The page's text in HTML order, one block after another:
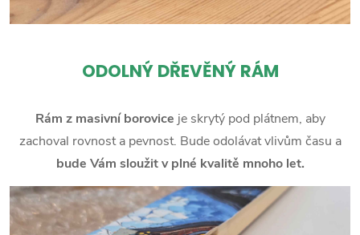
ODOLNÝ DŘEVĚNÝ RÁM
Rám z masivní borovice je skrytý pod plátnem, aby
zachoval rovnost a pevnost. Bude odolávat vlivům času a
bude Vám sloužit v plné kvalitě mnoho let.